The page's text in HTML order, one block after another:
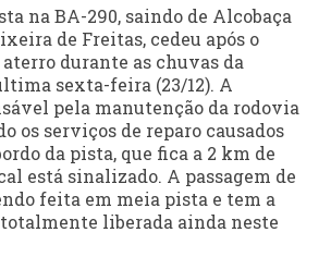
na BA-290, saindo de Alcobaça
de Freitas, cedeu após o
durante as chuvas da
sexta-feira (23/12). A
pela manutenção da rodovia
os serviços de reparo causados
da pista, que fica a 2 km de
está sinalizado. A passagem de
feita em meia pista e tem a
liberada ainda neste